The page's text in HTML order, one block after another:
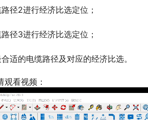
径2进行经济比选定位；
径3进行经济比选定位；
适的电缆路径及对应的经济比选。
观看视频：